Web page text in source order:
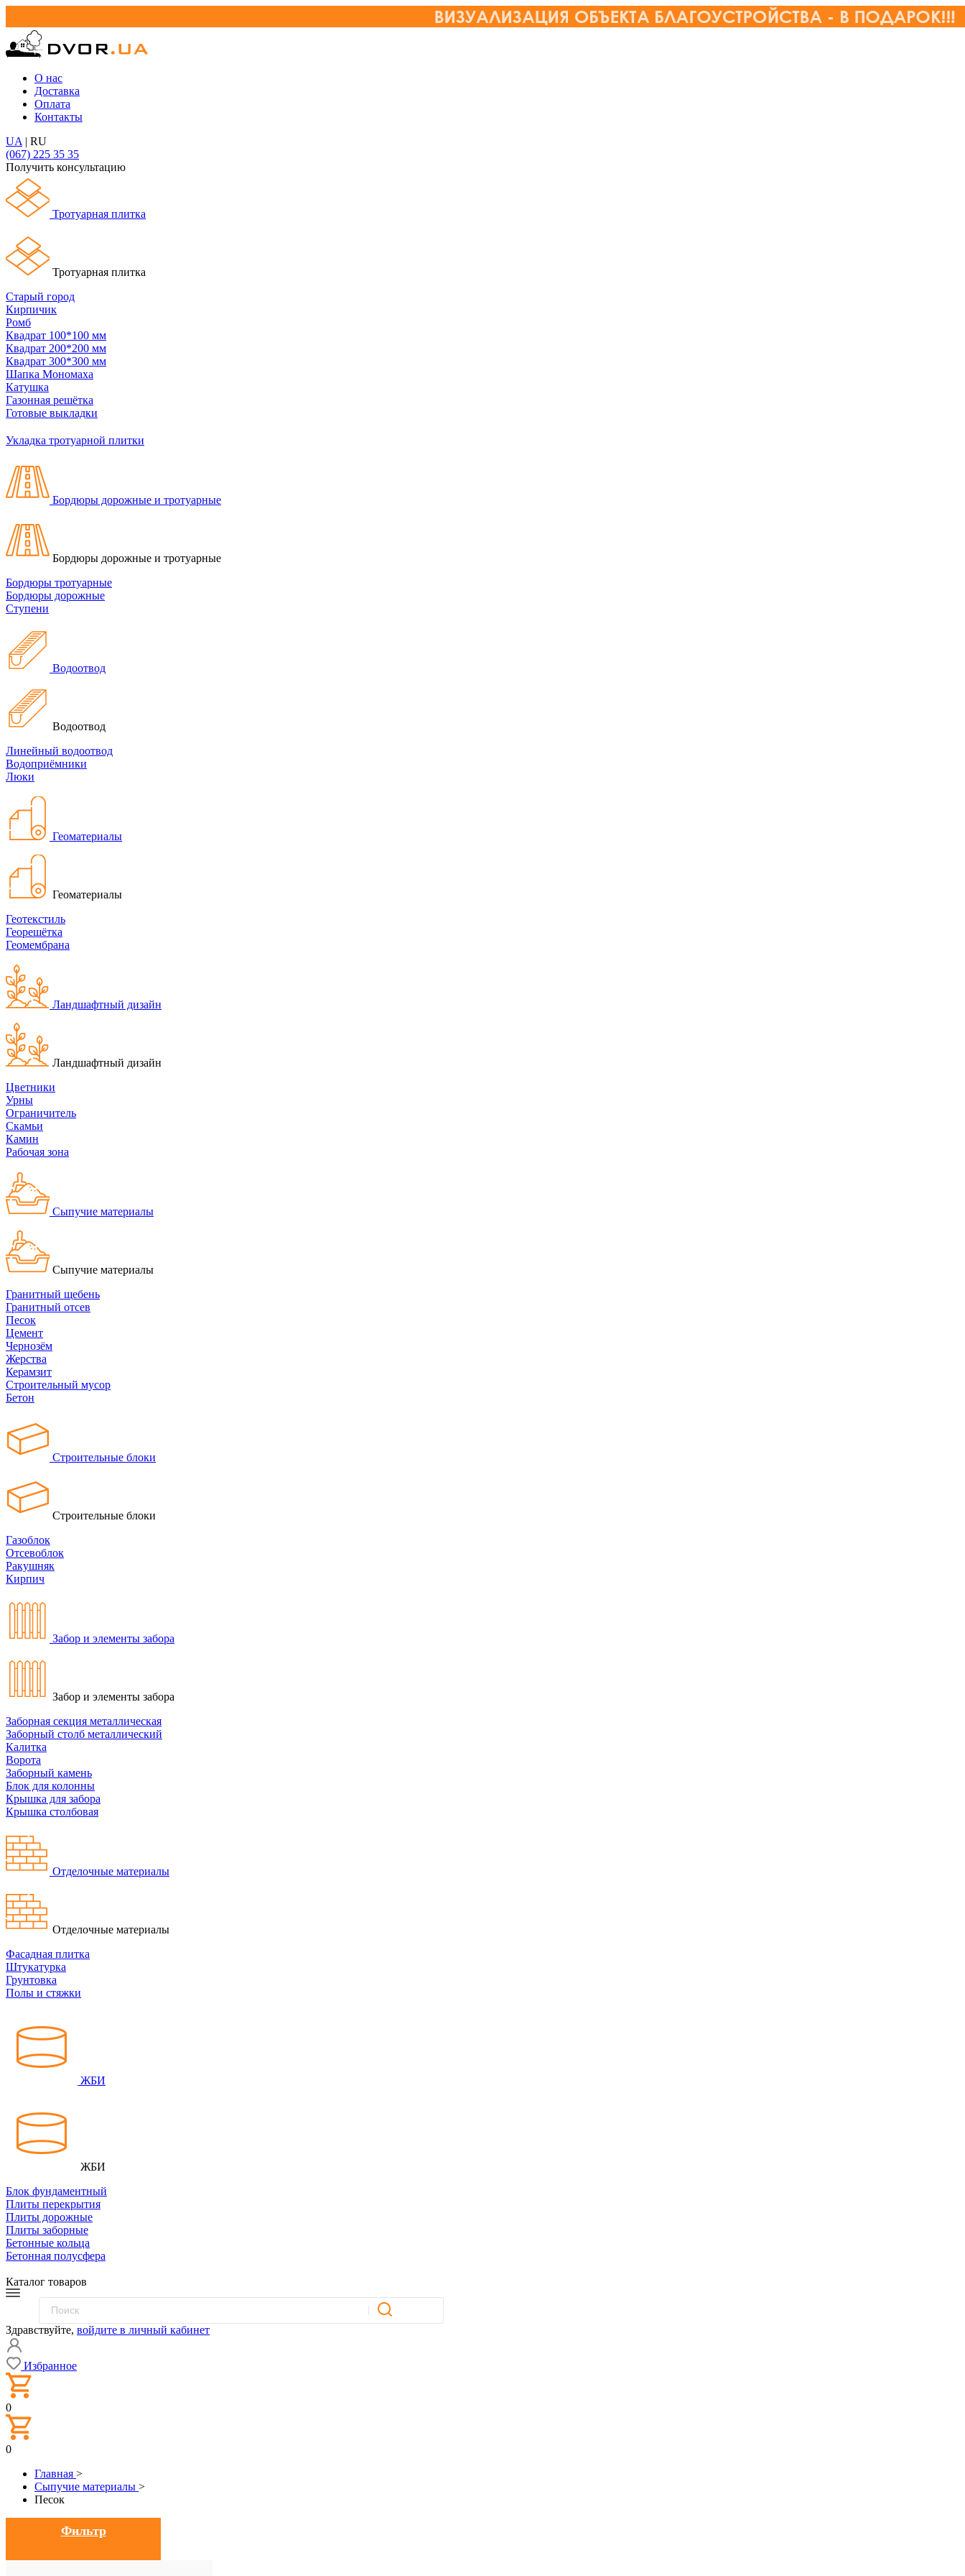
О нас
Доставка
Оплата
Контакты
UA | RU
(067) 225 35 35
Получить консультацию
Тротуарная плитка
Тротуарная плитка
Старый город
Кирпичик
Ромб
Квадрат 100*100 мм
Квадрат 200*200 мм
Квадрат 300*300 мм
Шапка Мономаха
Катушка
Газонная решётка
Готовые выкладки
Укладка тротуарной плитки
Бордюры дорожные и тротуарные
Бордюры дорожные и тротуарные
Бордюры тротуарные
Бордюры дорожные
Ступени
Водоотвод
Водоотвод
Линейный водоотвод
Водоприёмники
Люки
Геоматериалы
Геоматериалы
Геотекстиль
Георешётка
Геомембрана
Ландшафтный дизайн
Ландшафтный дизайн
Цветники
Урны
Ограничитель
Скамьи
Камин
Рабочая зона
Сыпучие материалы
Сыпучие материалы
Гранитный щебень
Гранитный отсев
Песок
Цемент
Чернозём
Жерства
Керамзит
Строительный мусор
Бетон
Строительные блоки
Строительные блоки
Газоблок
Отсевоблок
Ракушняк
Кирпич
Забор и элементы забора
Забор и элементы забора
Заборная секция металлическая
Заборный столб металлический
Калитка
Ворота
Заборный камень
Блок для колонны
Крышка для забора
Крышка столбовая
Отделочные материалы
Отделочные материалы
Фасадная плитка
Штукатурка
Грунтовка
Полы и стяжки
ЖБИ
ЖБИ
Блок фундаментный
Плиты перекрытия
Плиты дорожные
Плиты заборные
Бетонные кольца
Бетонная полусфера
Каталог товаров
Здравствуйте, войдите в личный кабинет
Избранное
0
0
Главная >
Сыпучие материалы >
Песок
Фильтр